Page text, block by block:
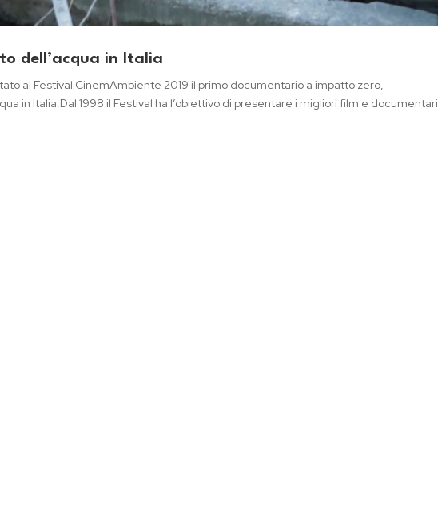
dell’acqua in Italia
al Festival CinemAmbiente 2019 il primo documentario a impatto zero,
in Italia.Dal 1998 il Festival ha l’obiettivo di presentare i migliori film e documentari